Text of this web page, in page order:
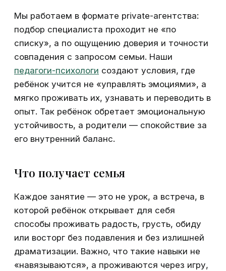
Мы работаем в формате private-агентства:
подбор специалиста проходит не «по
списку», а по ощущению доверия и точности
совпадения с запросом семьи. Наши
педагоги-психологи создают условия, где
ребёнок учится не «управлять эмоциями», а
мягко проживать их, узнавать и переводить в
опыт. Так ребёнок обретает эмоциональную
устойчивость, а родители — спокойствие за
его внутренний баланс.
Что получает семья
Каждое занятие — это не урок, а встреча, в
которой ребёнок открывает для себя
способы проживать радость, грусть, обиду
или восторг без подавления и без излишней
драматизации. Важно, что такие навыки не
«навязываются», а проживаются через игру,